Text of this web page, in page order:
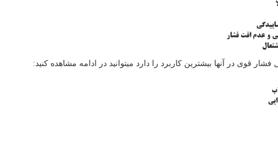
و عدم افت فشار
قوی در آنها بیشترین کاربرد را دارد میتوانید در ادامه مشاهده کنید: